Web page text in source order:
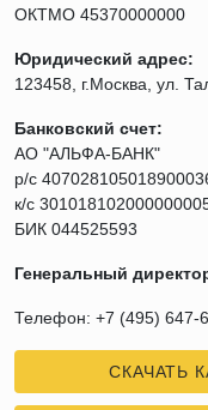
ОКТМО 45370000000
Юридический адрес:
123458, г.Москва, ул.
Банковский счет:
АО "АЛЬФА-БАНК"
р/с
к/с
БИК 044525593
Генеральный
Телефон: +7 (495) 647-
СКАЧАТЬ